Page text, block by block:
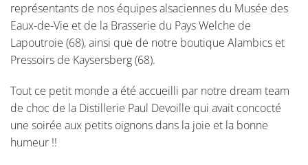
représentants de nos équipes alsaciennes du Musée des
Eaux-de-Vie et de la Brasserie du Pays Welche de
Lapoutroie (68), ainsi que de notre boutique Alambics et
Pressoirs de Kaysersberg (68).
Tout ce petit monde a été accueilli par notre dream team
de choc de la Distillerie Paul Devoille qui avait concocté
une soirée aux petits oignons dans la joie et la bonne
humeur !!